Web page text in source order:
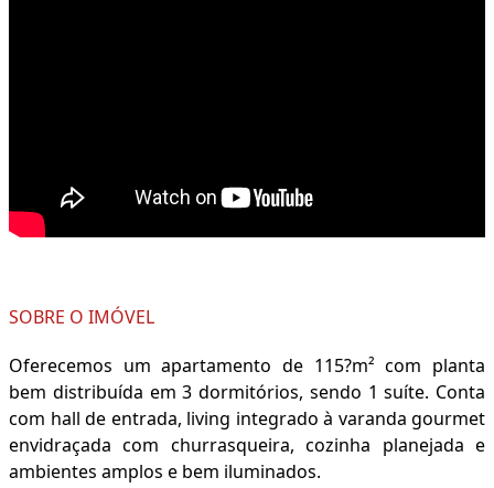
SOBRE O IMÓVEL
Oferecemos um apartamento de 115?m² com planta
bem distribuída em 3 dormitórios, sendo 1 suíte. Conta
com hall de entrada, living integrado à varanda gourmet
envidraçada com churrasqueira, cozinha planejada e
ambientes amplos e bem iluminados.